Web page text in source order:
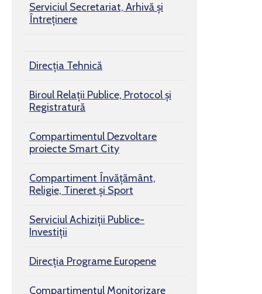
Serviciul Secretariat, Arhivă și
Întreținere
Direcția Tehnică
Biroul Relaţii Publice, Protocol şi
Registratură
Compartimentul Dezvoltare
proiecte Smart City
Compartiment Învățământ,
Religie, Tineret și Sport
Serviciul Achiziții Publice-
Investiții
Direcția Programe Europene
Compartimentul Monitorizare